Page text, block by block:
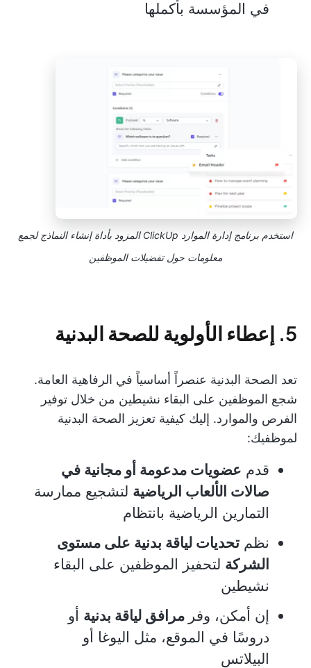
في المؤسسة بأكملها
استخدم برنامج إدارة الموارد ClickUp المزود بأداة إنشاء النماذج لجمع
معلومات حول تفضيلات الموظفين
5. إعطاء الأولوية للصحة البدنية
تعد الصحة البدنية عنصراً أساسياً في الرفاهية العامة.
شجع الموظفين على البقاء نشيطين من خلال توفير
الفرص والموارد. إليك كيفية تعزيز الصحة البدنية
لموظفيك:
قدم عضويات مدعومة أو مجانية في
صالات الألعاب الرياضية لتشجيع ممارسة
التمارين الرياضية بانتظام
نظم تحديات لياقة بدنية على مستوى
الشركة لتحفيز الموظفين على البقاء
نشيطين
إن أمكن، وفر مرافق لياقة بدنية أو
دروسًا في الموقع، مثل اليوغا أو
البيلاتس